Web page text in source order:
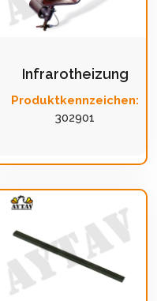
Infrarotheizung
Produktkennzeichen:
302901